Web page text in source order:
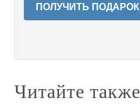
ПОЛУЧИТЬ ПОДАРОК
Читайте также